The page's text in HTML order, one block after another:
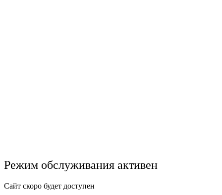
Режим обслуживания активен
Сайт скоро будет доступен